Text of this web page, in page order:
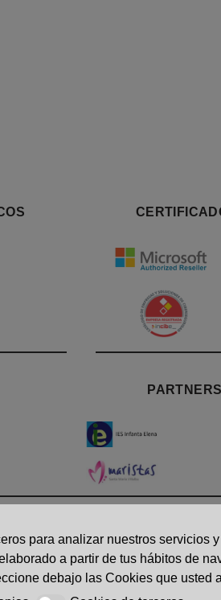
Chile 4, Edificio 1, Oficina 8 Las
Ofrecemos Servicios de Desarrollo
para analizar nuestros servicios
a partir de tus hábitos de
debajo las Cookies que usted